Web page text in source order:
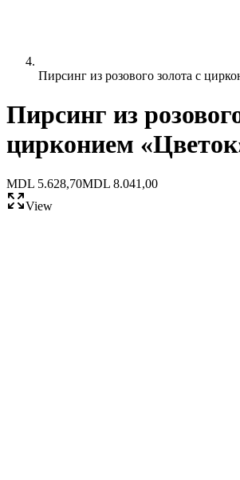
Пирсинг из розового золота с
Пирсинг из
цирконием
MDL 5.628,70MDL 8.041,00
View